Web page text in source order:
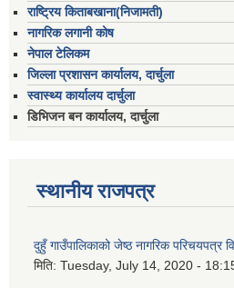
राष्ट्रिय किताबखाना(निजामती)
नागरिक लगानी कोष
नेपाल टेलिकम
जिल्ला प्रशासन कार्यालय, दार्चुला
स्वास्थ्य कार्यालय दार्चुला
डिभिजन बन कार्यालय, दार्चुला
स्थानीय राजपत्र
दुहुँ गाउँपालिकाको जेष्ठ नागरिक परिचयपत्र
मिति: Tuesday, July 14, 2020 -